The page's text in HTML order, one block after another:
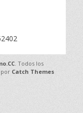
. Todos los
por Catch Themes